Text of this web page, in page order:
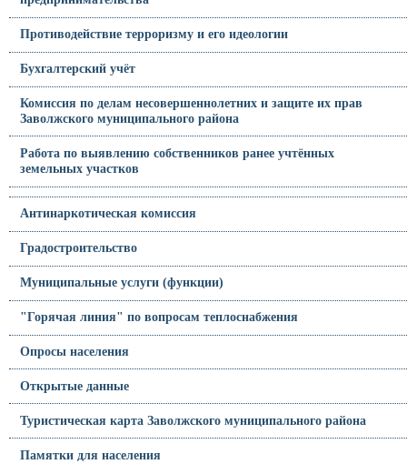
Противодействие терроризму и его идеологии
Бухгалтерский учёт
Комиссия по делам несовершеннолетних и защите их прав
Заволжского муниципального района
Работа по выявлению собственников ранее учтённых
земельных участков
Антинаркотическая комиссия
Градостроительство
Муниципальные услуги (функции)
"Горячая линия" по вопросам теплоснабжения
Опросы населения
Открытые данные
Туристическая карта Заволжского муниципального района
Памятки для населения